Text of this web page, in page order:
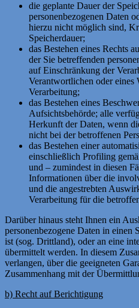
die geplante Dauer der
personenbezogenen Daten
hierzu nicht möglich sind,
Speicherdauer;
das Bestehen eines Rechts
der Sie betreffenden
auf Einschränkung der
Verantwortlichen oder eines
Verarbeitung;
das Bestehen eines
Aufsichtsbehörde; alle
Herkunft der Daten, wenn
nicht bei der betroffenen
das Bestehen einer
einschließlich Profiling
und – zumindest in diesen
Informationen über die
und die angestrebten
Verarbeitung für die
Darüber hinaus steht Ihnen ein
personenbezogene Daten in
ist (sog. Drittland), oder an eine
übermittelt werden. In diesem
verlangen, über die geeigneten
Zusammenhang mit der
b) Recht auf Berichtigung